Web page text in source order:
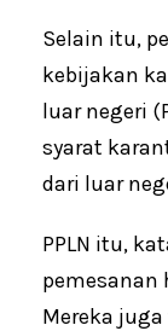
Selain itu,
kebijakan
luar negeri
syarat
dari luar
PPLN itu,
pemesanan
Mereka